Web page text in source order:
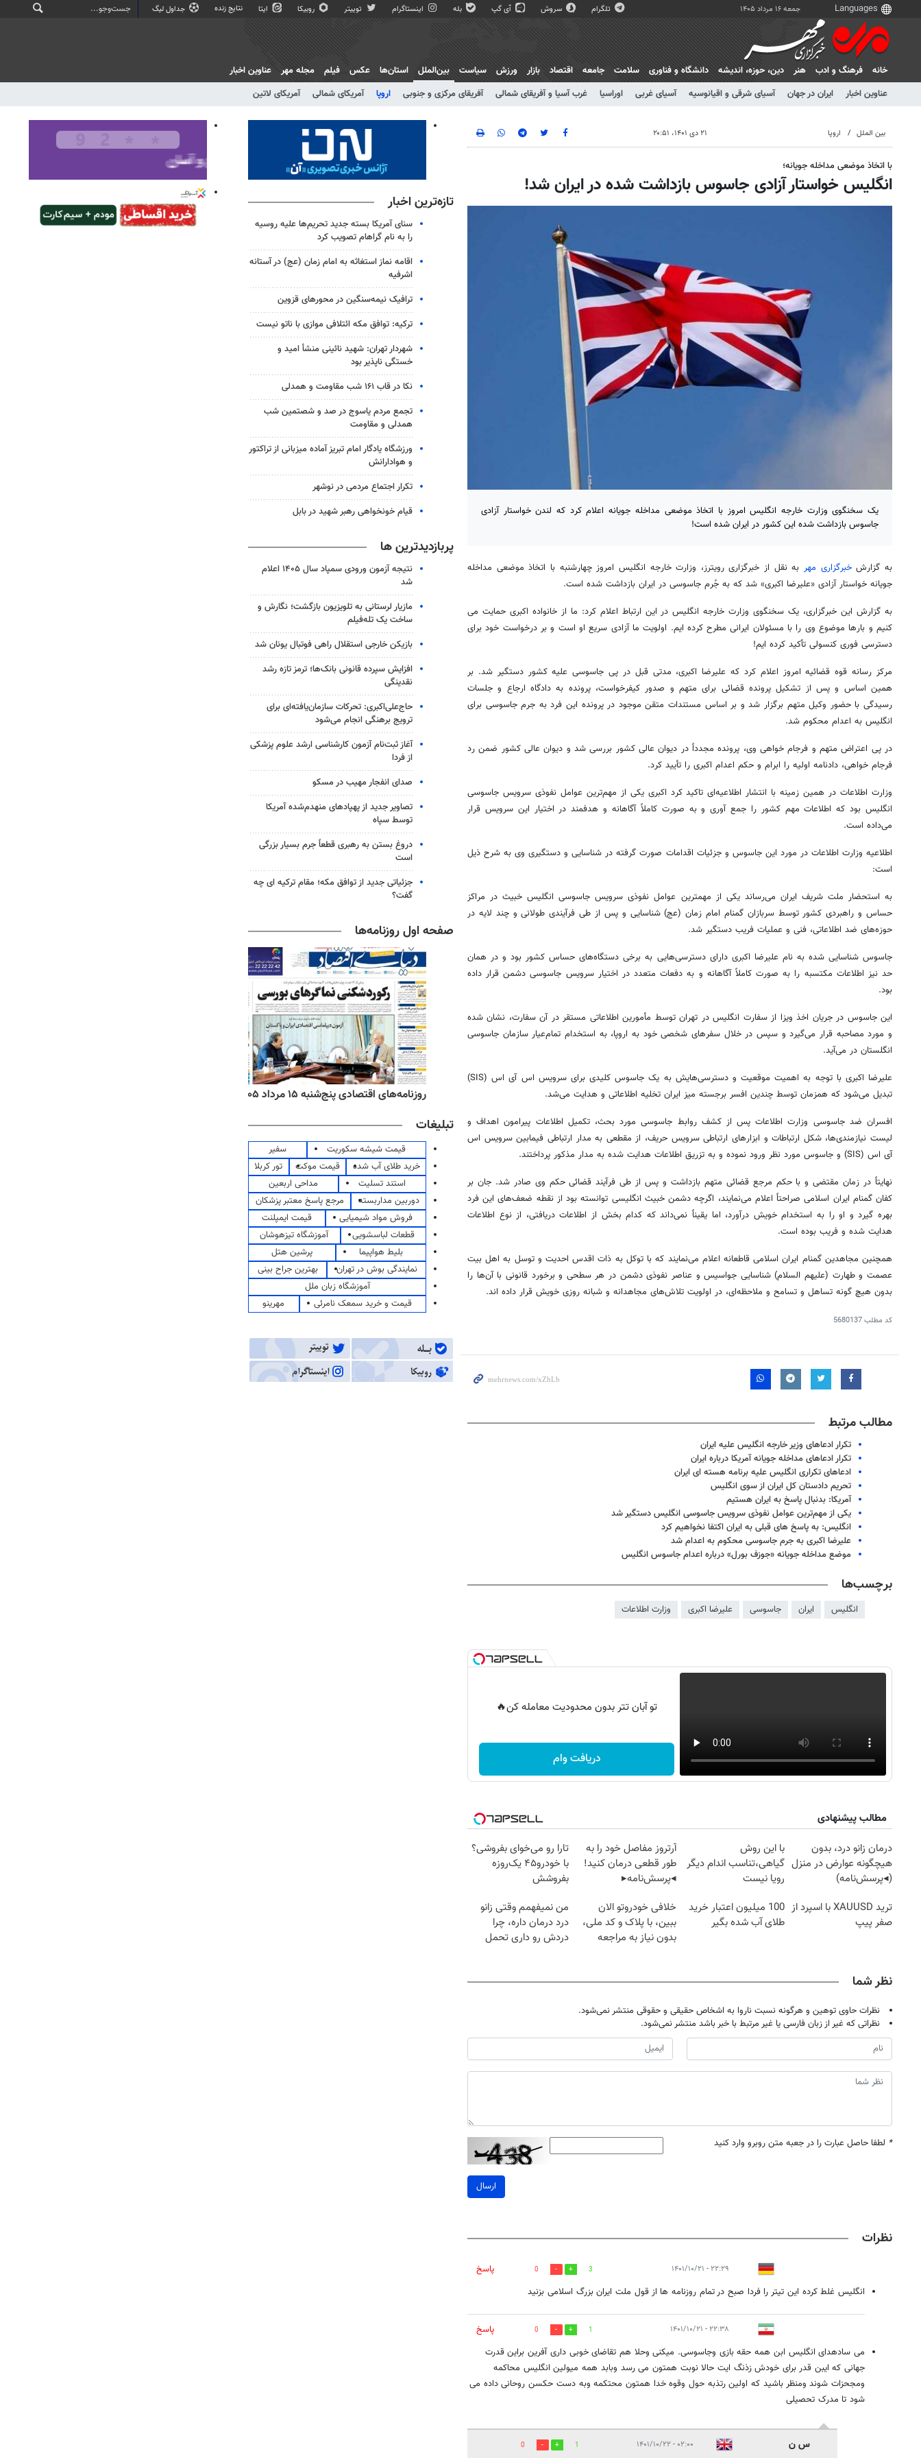
جمعه ۱۶ مرداد ۱۴۰۵ تلگرام سروش آی گپ بله اینستاگرام توییتر روبیکا ایتا نتایج زنده جداول لیگ
خانه فرهنگ و ادب هنر دين، حوزه، انديشه دانشگاه و فناوری سلامت جامعه اقتصاد بازار ورزش سیاست
بین‌الملل
عناوین اخبار
ایران در جهان آسیای شرقی و اقیانوسیه آسیای غربی اوراسیا غرب آسیا و آفریقای شمالی آفریقای مرکزی و جنوبی اروپا آمریکای شمالی آمریکای لاتین
استان‌ها عکس فیلم مجله مهر عناوین اخبار
بین الملل اروپا ۲۱ دی ۱۴۰۱، ۲۰:۵۱
با اتخاذ موضعی مداخله جویانه؛
انگلیس خواستار آزادی جاسوس بازداشت شده در ایران شد!
یک سخنگوی وزارت خارجه انگلیس امروز با اتخاذ موضعی مداخله جویانه اعلام کرد که لندن خواستار آزادی
جاسوس بازداشت شده این کشور در ایران شده است!
به گزارشخبرگزاری مهر به نقل از خبرگزاری رویترز، وزارت خارجه انگلیس امروز چهارشنبه با اتخاذ موضعی مداخله
جویانه خواستار آزادی «علیرضا اکبری» شد که به جُرم جاسوسی در ایران بازداشت شده است.
به گزارش این خبرگزاری، یک سخنگوی وزارت خارجه انگلیس در این ارتباط اعلام کرد: ما از خانواده اکبری حمایت می‌
کنیم و بارها موضوع وی را با مسئولان ایرانی مطرح کرده‌ ایم. اولویت ما آزادی سریع او است و بر درخواست خود برای
دسترسی فوری کنسولی تأکید کرده‌ ایم!
مرکز رسانه قوه قضائیه امروز اعلام کرد که علیرضا اکبری، مدتی قبل در پی جاسوسی علیه کشور دستگیر شد. بر
همین اساس و پس از تشکیل پرونده قضائی برای متهم و صدور کیفرخواست، پرونده به دادگاه ارجاع و جلسات
رسیدگی با حضور وکیل متهم برگزار شد و بر اساس مستندات متقن موجود در پرونده این فرد به جرم جاسوسی برای
انگلیس به اعدام محکوم شد.
در پی اعتراض متهم و فرجام خواهی وی، پرونده مجدداً در دیوان عالی کشور بررسی شد و دیوان عالی کشور ضمن رد
فرجام خواهی، دادنامه اولیه را ابرام و حکم اعدام اکبری را تأیید کرد.
وزارت اطلاعات در همین زمینه با انتشار اطلاعیه‌ای تاکید کرد اکبری یکی از مهم‌ترین عوامل نفوذی سرویس جاسوسی
انگلیس بود که اطلاعات مهم کشور را جمع آوری و به صورت کاملاً آگاهانه و هدفمند در اختیار این سرویس قرار
می‌داده است.
اطلاعیه وزارت اطلاعات در مورد این جاسوس و جزئیات اقدامات صورت گرفته در شناسایی و دستگیری وی به شرح ذیل
است:
به استحضار ملت شریف ایران می‌رساند یکی از مهمترین عوامل نفوذی سرویس جاسوسی انگلیس خبیث در مراکز
حساس و راهبردی کشور توسط سربازان گمنام امام زمان (عج) شناسایی و پس از طی فرآیندی طولانی و چند لایه در
حوزه‌های ضد اطلاعاتی، فنی و عملیات فریب دستگیر شد.
جاسوس شناسایی شده به نام علیرضا اکبری دارای دسترسی‌هایی به برخی دستگاه‌های حساس کشور بود و در همان
حد نیز اطلاعات مکتسبه را به صورت کاملاً آگاهانه و به دفعات متعدد در اختیار سرویس جاسوسی دشمن قرار داده
بود.
این جاسوس در جریان اخذ ویزا از سفارت انگلیس در تهران توسط مأمورین اطلاعاتی مستقر در آن سفارت، نشان شده
و مورد مصاحبه قرار می‌گیرد و سپس در خلال سفرهای شخصی خود به اروپا، به استخدام تمام‌عیار سازمان جاسوسی
انگلستان در می‌آید.
علیرضا اکبری با توجه به اهمیت موقعیت و دسترسی‌هایش به یک جاسوس کلیدی برای سرویس اس آی اس (SIS)
تبدیل می‌شود که همزمان توسط چندین افسر برجسته میز ایران تخلیه اطلاعاتی و هدایت می‌شد.
افسران ضد جاسوسی وزارت اطلاعات پس از کشف روابط جاسوسی مورد بحث، تکمیل اطلاعات پیرامون اهداف و
لیست نیازمندی‌ها، شکل ارتباطات و ابزارهای ارتباطی سرویس حریف، از مقطعی به مدار ارتباطی فیمابین سرویس اس
آی اس (SIS) و جاسوس مورد نظر ورود نموده و به تزریق اطلاعات هدایت شده به مدار مذکور پرداختند.
نهایتاً در زمان مقتضی و با حکم مرجع قضائی متهم بازداشت و پس از طی فرآیند قضائی حکم وی صادر شد. جان بر
کفان گمنام ایران اسلامی صراحتاً اعلام می‌نمایند، اگرچه دشمن خبیث انگلیسی توانسته بود از نقطه ضعف‌های این فرد
بهره گیرد و او را به استخدام خویش درآورد، اما یقیناً نمی‌داند که کدام بخش از اطلاعات دریافتی، از نوع اطلاعات
هدایت شده و فریب بوده است.
همچنین مجاهدین گمنام ایران اسلامی قاطعانه اعلام می‌نمایند که با توکل به ذات اقدس احدیت و توسل به اهل بیت
عصمت و طهارت (علیهم السلام) شناسایی جواسیس و عناصر نفوذی دشمن در هر سطحی و برخورد قانونی با آن‌ها را
بدون هیچ گونه تساهل و تسامح و ملاحظه‌ای، در اولویت تلاش‌های مجاهدانه و شبانه روزی خویش قرار داده اند.
کد مطلب5680137
مطالب مرتبط
تکرار ادعاهای وزیر خارجه انگلیس علیه ایران
تکرار ادعاهای مداخله جویانه آمریکا درباره ایران
ادعاهای تکراری انگلیس علیه برنامه هسته ای ایران
تحریم دادستان کل ایران از سوی انگلیس
آمریکا: بدنبال پاسخ به ایران هستیم
یکی از مهم‌ترین عوامل نفوذی سرویس جاسوسی انگلیس دستگیر شد
انگلیس: به پاسخ های قبلی به ایران اکتفا نخواهیم کرد
علیرضا اکبری به جرم جاسوسی محکوم به اعدام شد
موضع مداخله جویانه «جوزف بورل» درباره اعدام جاسوس انگلیس
برچسب‌ها
انگلیس ایران جاسوسی علیرضا اکبری وزارت اطلاعات
تو آبان تتر بدون محدودیت معامله کن🔥
دریافت وام
مطالب پیشنهادی
درمان زانو درد، بدون
هیچگونه عوارض در منزل
(◂پرسش‌نامه)
با این روش
گیاهی،تناسب اندام دیگر
رویا نیست
آرتروز مفاصل خود را به
طور قطعی درمان کنید!
◂پرسش‌نامه▸
تارا رو می‌خوای بفروشی؟
با خودرو۴۵ یک‌روزه
بفروشش
ترید XAUUSD با اسپرد از
صفر پیپ
100 میلیون اعتبار خرید
طلای آب شده بگیر
خلافی خودروتو الان
ببین، با پلاک و کد ملی،
بدون نیاز به مراجعه
من نمیفهمم وقتی زانو
درد درمان داره، چرا
دردش رو داری تحمل
نظر شما
نظرات حاوی توهین و هرگونه نسبت ناروا به اشخاص حقیقی و حقوقی منتشر نمی‌شود.
نظراتی که غیر از زبان فارسی یا غیر مرتبط با خبر باشد منتشر نمی‌شود.
* لطفا حاصل عبارت را در جعبه متن روبرو وارد کنید
ارسال
نظرات
۲۲:۲۹ - ۱۴۰۱/۱۰/۲۱ 3
0
پاسخ
انگلیس غلط کرده این تیتر را فردا صبح در تمام روزنامه ها از قول ملت ایران بزرگ اسلامی بزنید
۲۲:۳۸ - ۱۴۰۱/۱۰/۲۱ 1
0
پاسخ
می سادهدای انگلیس ابن همه حقه بازی وجاسوسی. میکنی وحلا هم تقاضای خوبی داری آفرین براین قدرت
جهانی که ایبن قدر برای خودش زذنگ ایت حالا نوبت همتون می رسد وبابد همه میولین انگلیس محاکمه
ومجحزات شوند ومنظر باشید که اولین رتذبه حول وقوه خدا همتون محتکمه وبه دست حکسن روحانی داده می
شود تا مدرک تحصیلی
س ن ۰۲:۰۰ - ۱۴۰۱/۱۰/۲۲ 1
0
تازه‌ترین اخبار
سنای آمریکا بسته جدید تحریم‌ها علیه روسیه
را به نام گراهام تصویب کرد
اقامه نماز استغاثه به امام زمان (عج) در آستانه
اشرفیه
ترافیک نیمه‌سنگین در محورهای قزوین
ترکیه: توافق مکه ائتلافی موازی با ناتو نیست
شهردار تهران: شهید نائینی منشأ امید و
خستگی‌ ناپذیر بود
نکا در قاب ۱۶۱ شب مقاومت و همدلی
تجمع مردم یاسوج در صد و شصتمین شب
همدلی و مقاومت
ورزشگاه یادگار امام تبریز آماده میزبانی از تراکتور
و هوادارانش
تکرار اجتماع مردمی در نوشهر
قیام خونخواهی رهبر شهید در بابل
پربازدیدترین ها
نتیجه آزمون ورودی سمپاد سال ۱۴۰۵ اعلام
شد
مازیار لرستانی به تلویزیون بازگشت؛ نگارش و
ساخت یک تله‌فیلم
بازیکن خارجی استقلال راهی فوتبال یونان شد
افزایش سپرده قانونی بانک‌ها؛ ترمز تازه رشد
نقدینگی
حاج‌علی‌اکبری: تحرکات سازمان‌یافته‌ای برای
ترویج برهنگی انجام می‌شود
آغاز ثبت‌نام‌ آزمون کارشناسی ارشد علوم پزشکی
از فردا
صدای انفجار مهیب در مسکو
تصاویر جدید از پهپادهای منهدم‌شده آمریکا
توسط سپاه
دروغ بستن به رهبری قطعاً جرم بسیار بزرگی
است
جزئیاتی جدید از توافق مکه؛ مقام ترکیه ای چه
گفت؟
صفحه اول روزنامه‌ها
روزنامه‌های صبح پنج‌شنبه ۱۵ مرداد ۱۴۰۵ روزنامه‌های ورزشی پنج‌شنبه ۱۵ مرداد ۱۴۰۵ روزنامه‌های اقتصادی پنج‌شنبه ۱۵ مرداد ۱۴۰۵
تبلیغات
قیمت شیشه سکوریت
سفیر
خرید طلای آب شده
قیمت موکت
تور کربلا
استند تسلیت
مداحی اربعین
دوربین مداربسته
مرجع پاسخ معتبر پزشکان
فروش مواد شیمیایی
قیمت ایمپلنت
قطعات لباسشویی
آموزشگاه تیزهوشان
بلیط هواپیما
پرشین هتل
نمایندگی بوش در تهران
بهترین جراح بینی
آموزشگاه زبان ملل
قیمت و خرید سمعک نامرئی
مهرینو